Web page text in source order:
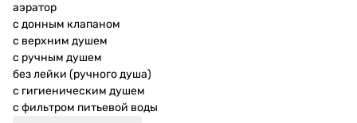
аэратор
с донным клапаном
с верхним душем
с ручным душем
без лейки (ручного душа)
с гигиеническим душем
с фильтром питьевой воды